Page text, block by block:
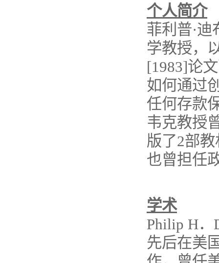
个人简介
菲利普·
学教授，
[1983]论
如何通过
任何存款
韦克教授
版了2部
也曾担任
学术
Philip H．
先后在美